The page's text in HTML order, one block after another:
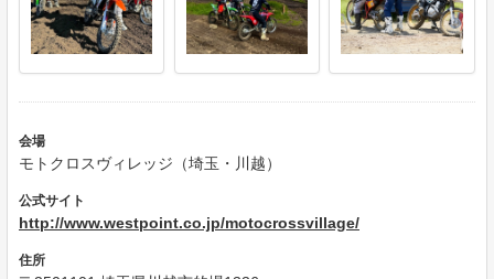
会場
モトクロスヴィレッジ（埼玉・川越）
公式サイト
http://www.westpoint.co.jp/motocrossvillage/
住所